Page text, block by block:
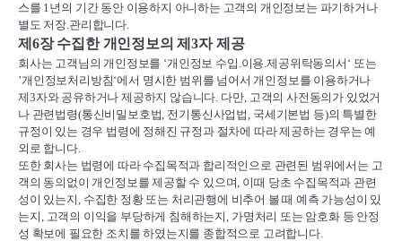
스를 1년의 기간 동안 이용하지 아니하는 고객의 개인정보는 파기하거나
별도 저장.관리합니다.
제 6장 수집한 개인정보의 제3자 제공
회사는 고객님의 개인정보를 ‘개인정보 수입 .이용.제공위탁동의서 ‘ 또는
’개인정보처리방침‘에서 명시한 범위를 넘어서 개인정보를 이용하거나
제3자와 공유하거나 제공하지 않습니다. 다만, 고객의 사전동의가 있었거
나 관련법령(통신비밀보호법, 전기통신사업법, 국세기본법 등)의 특별한
규정이 있는 경우 법령에 정해진 규정과 절차에 따라 제공하는 경우는 예
외로 합니다.
또한 회사는 법령에 따라 수집목적과 합리적인으로 관련된 범위에서는 고
객의 동의없이 개인정보를 제공할 수 있으며, 이때 당초 수집목적과 관련
성이 있는지, 수집한 정황 또는 처리관행에 비추어 볼 때 예측 가능성이 있
는지, 고객의 이익을 부당하게 침해하는지, 가명처리 또는 암호화 등 안정
성 확보에 필요한 조치를 하였는지를 종합적으로 고려합니다.